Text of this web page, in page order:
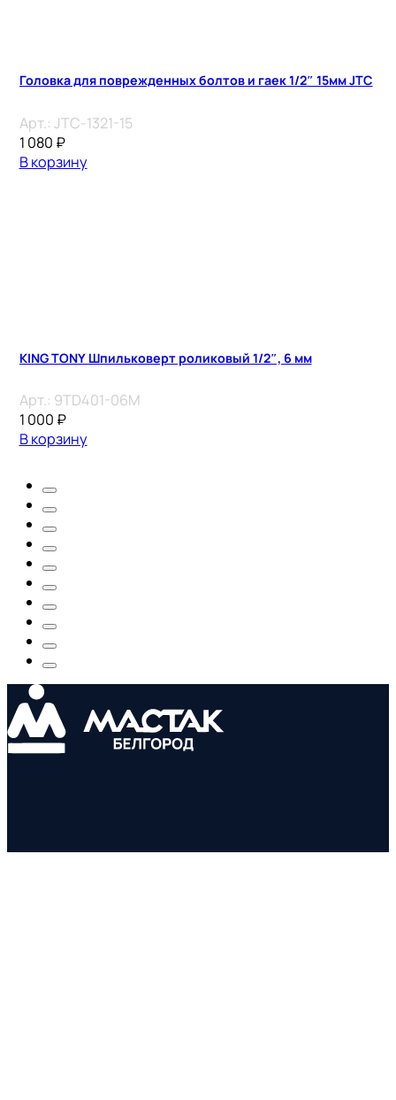
Головка для поврежденных болтов и гаек 1/2″ 15мм JTC
Арт.: JTC-1321-15
1 080 ₽
В корзину
KING TONY Шпильковерт роликовый 1/2″, 6 мм
Арт.: 9TD401-06M
1 000 ₽
В корзину